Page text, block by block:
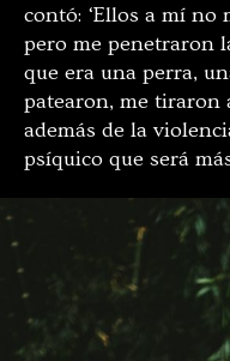
contó: ‘Ellos a mí no
pero me penetraron
que era una perra,
patearon, me tiraron
además de la
psíquico que será